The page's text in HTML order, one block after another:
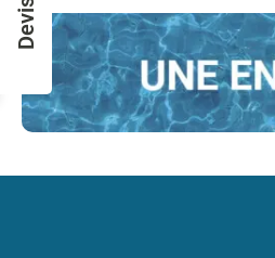
Devis